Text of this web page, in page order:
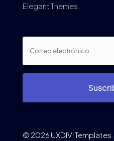
Elegant Themes.
© 2026 UXDIVI